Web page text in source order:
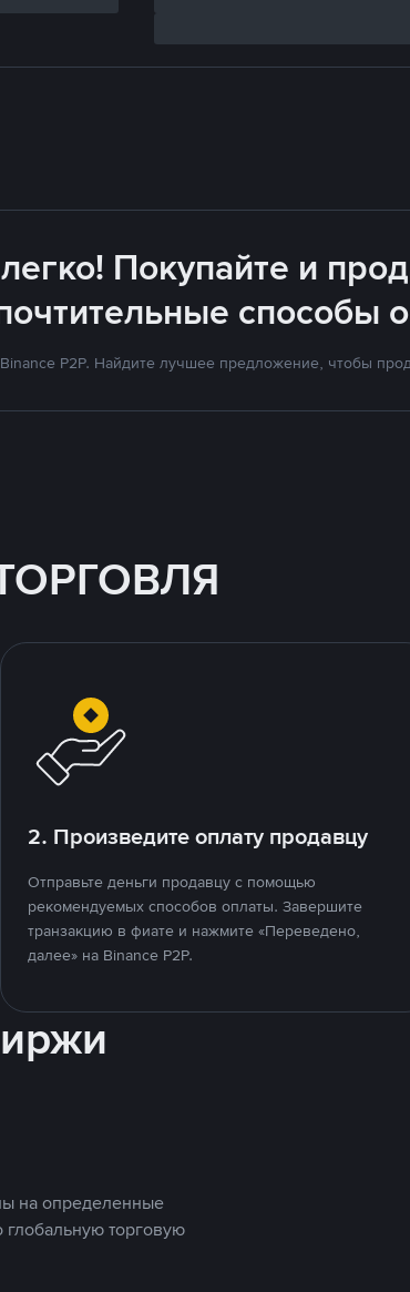
Покупайте и
способы
P2P. Найдите лучшее предложение, чтобы
2. Произведите оплату продавцу
Отправьте деньги продавцу с помощью
рекомендуемых способов оплаты. Завершите
транзакцию в фиате и нажмите «Переведено,
далее» на Binance P2P.
на определенные
глобальную торговую